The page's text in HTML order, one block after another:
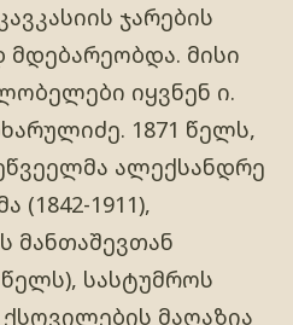
ჯარების
მდებარეობდა. მისი
იყვნენ ი.
1871 წელს,
ალექსანდრე
(1842-1911),
მანთაშევთან
სასტუმროს
მაღაზია